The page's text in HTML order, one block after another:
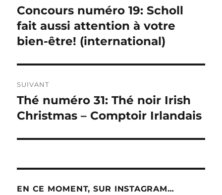
de
l’article
Publication
précédente :
Concours numéro 19: Scholl
fait aussi attention à votre
bien-être! (international)
SUIVANT
Publication
suivante :
Thé numéro 31: Thé noir Irish
Christmas – Comptoir Irlandais
EN CE MOMENT, SUR INSTAGRAM…